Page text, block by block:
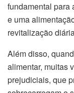
fundamental para
e uma
revitalização
Além disso,
alimentar, muitas
prejudiciais, que